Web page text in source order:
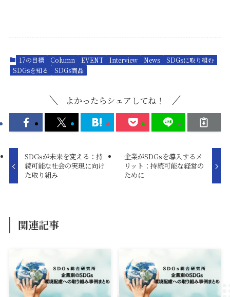
17の目標 Column EVENT Interview News
SDGsに取り組む
SDGsを知る
SDGs商品
よかったらシェアしてね！
SDGsが未来を変える：持
続可能な社会の実現に向け
た取り組み
企業がSDGsを導入するメ
リット：持続可能な経営の
ために
関連記事